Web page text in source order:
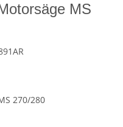
MS
270/280